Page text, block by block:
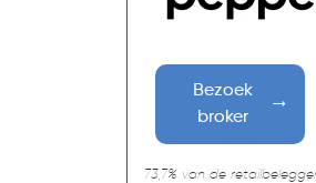
Bezoek
broker
73,7% van de